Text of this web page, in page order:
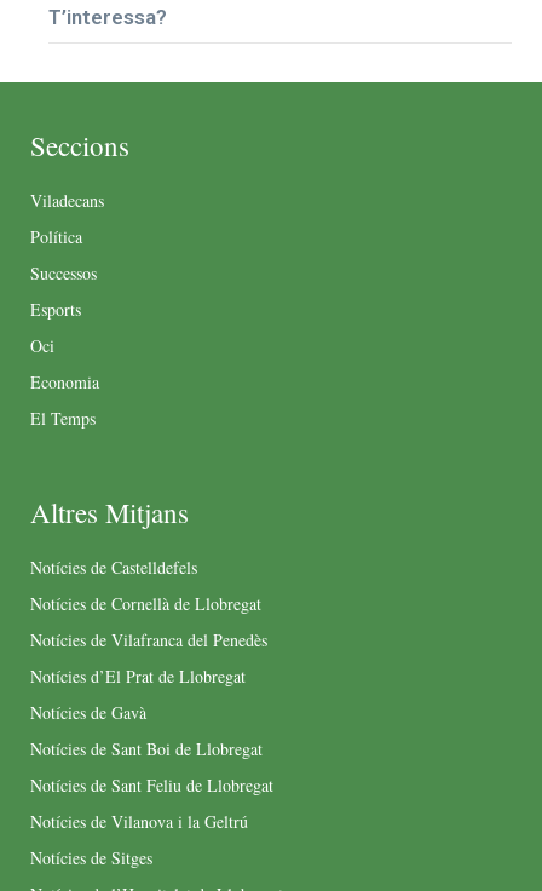
T’interessa?
Seccions
Viladecans
Política
Successos
Esports
Oci
Economia
El Temps
Altres Mitjans
Notícies de Castelldefels
Notícies de Cornellà de Llobregat
Notícies de Vilafranca del Penedès
Notícies d’El Prat de Llobregat
Notícies de Gavà
Notícies de Sant Boi de Llobregat
Notícies de Sant Feliu de Llobregat
Notícies de Vilanova i la Geltrú
Notícies de Sitges